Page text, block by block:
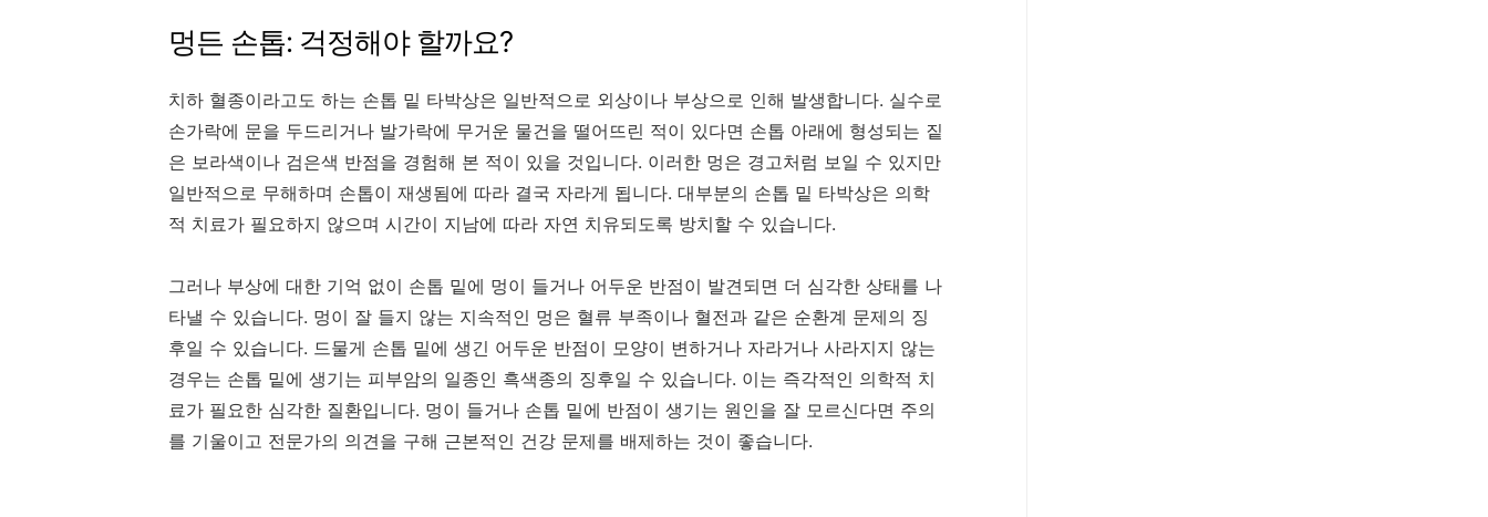
멍든 손톱: 걱정해야 할까요?
치하 혈종이라고도 하는 손톱 밑 타박상은 일반적으로 외상이나 부상으로 인해 발생합니다. 실수로
손가락에 문을 두드리거나 발가락에 무거운 물건을 떨어뜨린 적이 있다면 손톱 아래에 형성되는 짙
은 보라색이나 검은색 반점을 경험해 본 적이 있을 것입니다. 이러한 멍은 경고처럼 보일 수 있지만
일반적으로 무해하며 손톱이 재생됨에 따라 결국 자라게 됩니다. 대부분의 손톱 밑 타박상은 의학
적 치료가 필요하지 않으며 시간이 지남에 따라 자연 치유되도록 방치할 수 있습니다.
그러나 부상에 대한 기억 없이 손톱 밑에 멍이 들거나 어두운 반점이 발견되면 더 심각한 상태를 나
타낼 수 있습니다. 멍이 잘 들지 않는 지속적인 멍은 혈류 부족이나 혈전과 같은 순환계 문제의 징
후일 수 있습니다. 드물게 손톱 밑에 생긴 어두운 반점이 모양이 변하거나 자라거나 사라지지 않는
경우는 손톱 밑에 생기는 피부암의 일종인 흑색종의 징후일 수 있습니다. 이는 즉각적인 의학적 치
료가 필요한 심각한 질환입니다. 멍이 들거나 손톱 밑에 반점이 생기는 원인을 잘 모르신다면 주의
를 기울이고 전문가의 의견을 구해 근본적인 건강 문제를 배제하는 것이 좋습니다.